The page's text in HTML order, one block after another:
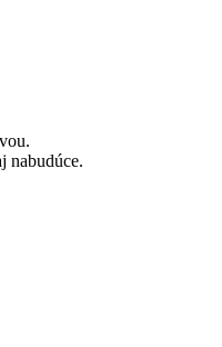
nabudúce.